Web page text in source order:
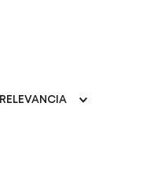
RELEVANCIA